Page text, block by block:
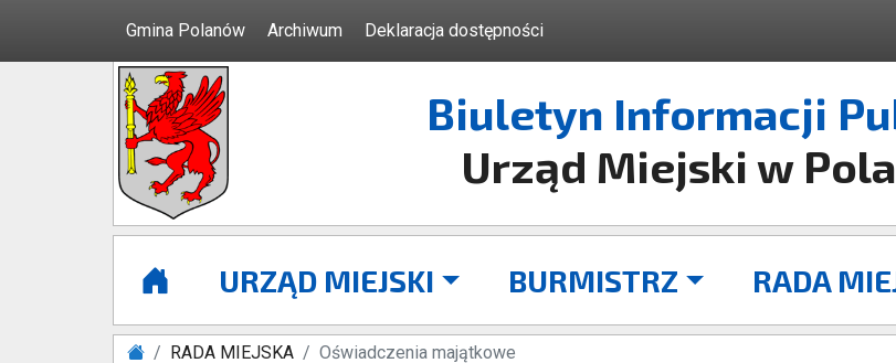
Gmina Polanów Archiwum Deklaracja dostępności
Biuletyn Informacji
Urząd Miejski w
URZĄD MIEJSKI BURMISTRZ RADA
RADA MIEJSKA Oświadczenia majątkowe